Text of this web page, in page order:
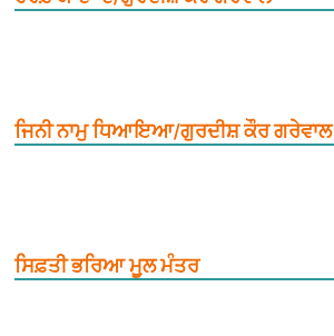
ਜਿਨੀ ਨਾਮੁ ਧਿਆਇਆ/ਗੁਰਦੀਸ਼ ਕੌਰ ਗਰੇਵਾਲ
ਸਿਫ਼ਤੀ ਭਰਿਆ ਮੂ਼ਲ ਮੰਤਰ